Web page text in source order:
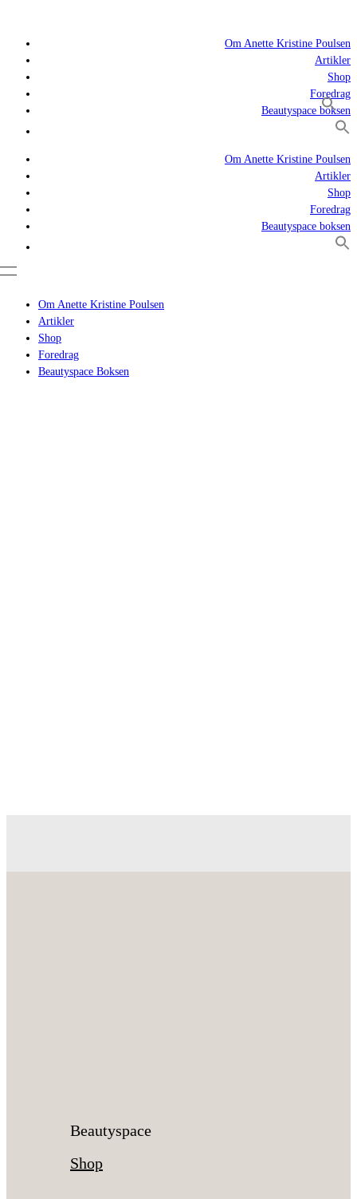
Om Anette Kristine Poulsen
Artikler
Shop
Foredrag
Beautyspace boksen
Om Anette Kristine Poulsen
Artikler
Shop
Foredrag
Beautyspace boksen
Om Anette Kristine Poulsen
Artikler
Shop
Foredrag
Beautyspace Boksen
Beautyspace
Shop